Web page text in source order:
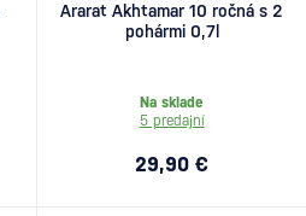
Ararat Akhtamar 10 ročná s 2
pohármi 0,7l
Na sklade
5 predajní
29,90 €